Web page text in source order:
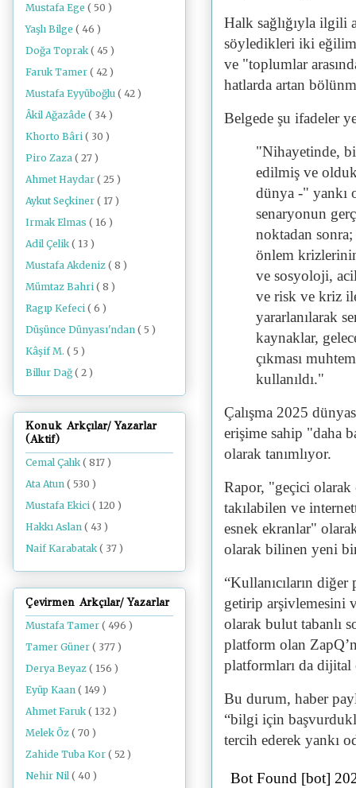
Halk sağlığıyla ilgili
söyledikleri iki
ve "toplumlar
hatlarda artan
Belgede şu ifadeler
"Nihayetinde,
edilmiş ve
dünya -" yankı
senaryonun
noktadan sonra;
önlem
ve sosyoloji,
ve risk ve kriz
yararlanılarak
kaynaklar,
çıkması
kullanıldı."
Çalışma 2025
erişime sahip "daha
olarak tanımlıyor.
Rapor, "geçici olarak
takılabilen ve
esnek ekranlar"
olarak bilinen yeni
“Kullanıcıların
getirip arşivlemesini
olarak bulut tabanlı
platform olan
platformları da
Bu durum, haber
“bilgi için
tercih ederek yankı
Mustafa Ege ( 50 )
Yaşlı Bilge ( 46 )
Doğa Toprak ( 45 )
Faruk Tamer ( 42 )
Mustafa Eyyüboğlu ( 42 )
Âkil Ağazâde ( 34 )
Khorto Bâri ( 30 )
Piro Zaza ( 27 )
Ahmet Haydar ( 25 )
Aykut Seçkiner ( 17 )
Irmak Elmas ( 16 )
Adil Çelik ( 13 )
Mustafa Akdeniz ( 8 )
Mümtaz Bahri ( 8 )
Ragıp Kefeci ( 6 )
Düşünce Dünyası'ndan ( 5 )
Kâşif M. ( 5 )
Billur Dağ ( 2 )
Konuk Arkçılar/ Yazarlar
(Aktif)
Cemal Çalık( 817 )
Ata Atun ( 530 )
Mustafa Ekici ( 120 )
Hakkı Aslan ( 43 )
Naif Karabatak( 37 )
Çevirmen Arkçılar/ Yazarlar
Mustafa Tamer ( 496 )
Tamer Güner ( 377 )
Derya Beyaz ( 156 )
Eyüp Kaan ( 149 )
Ahmet Faruk ( 132 )
Melek Öz ( 70 )
Zahide Tuba Kor ( 52 )
Nehir Nil ( 40 )